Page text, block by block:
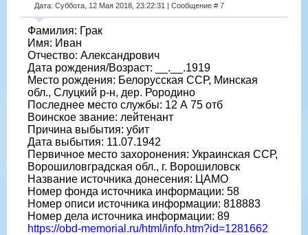
Дата: Суббота, 12 Мая 2018, 23:22:31 | Сообщение # 7
Фамилия: Грак
Имя: Иван
Отчество: Александрович
Дата рождения/Возраст: __.__.1919
Место рождения: Белорусская ССР, Минская
обл., Слуцкий р-н, дер. Рородино
Последнее место службы: 12 А 75 отб
Воинское звание: лейтенант
Причина выбытия: убит
Дата выбытия: 11.07.1942
Первичное место захоронения: Украинская ССР,
Ворошиловградская обл., г. Ворошиловск
Название источника донесения: ЦАМО
Номер фонда источника информации: 58
Номер описи источника информации: 818883
Номер дела источника информации: 89
https://obd-memorial.ru/html/info.htm?id=1281662